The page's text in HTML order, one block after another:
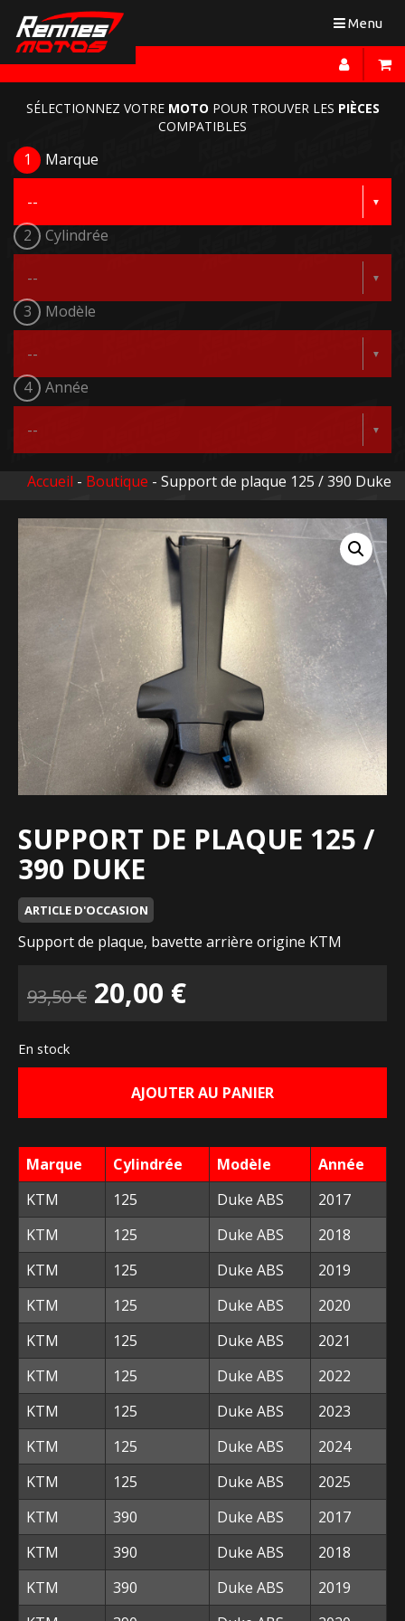
Toggle
Menu
SÉLECTIONNEZ VOTRE MOTO POUR TROUVER LES PIÈCES
COMPATIBLES
1 Marque
2 Cylindrée
3 Modèle
4 Année
Accueil - Boutique - Support de plaque 125 / 390 Duke
SUPPORT DE PLAQUE 125 /
390 DUKE
ARTICLE D'OCCASION
Support de plaque, bavette arrière origine KTM
93,50€ Le
initial
était :
93,50 €.
20,00 €Le
actuel
est :
20,00 €.
En stock
AJOUTER AU PANIER
Marque Cylindrée Modèle
Année
KTM
125 Duke ABS
2017
KTM
125 Duke ABS
2018
KTM
125 Duke ABS
2019
KTM
125 Duke ABS
2020
KTM
125 Duke ABS
2021
KTM
125 Duke ABS
2022
KTM
125 Duke ABS
2023
KTM
125 Duke ABS
2024
KTM
125 Duke ABS
2025
KTM
390 Duke ABS
2017
KTM
390 Duke ABS
2018
KTM
390 Duke ABS
2019